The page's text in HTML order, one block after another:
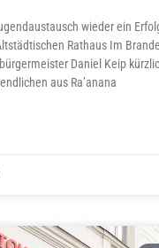
wieder ein
Rathaus Im
Daniel Keip
aus Ra’anana